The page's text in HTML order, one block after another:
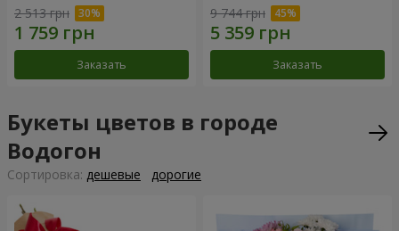
2 513 грн
Заказать
9 744 грн
Заказать
Букеты цветов в городе
Водогон
Cортировка: дешевые дорогие